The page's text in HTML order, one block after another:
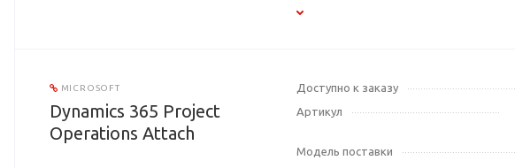
MICROSOFT
Dynamics 365 Project
Operations Attach
Доступно к заказу
Артикул
Модель поставки